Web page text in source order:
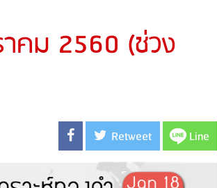
คม 2560 (ช่วง
Retweet Line